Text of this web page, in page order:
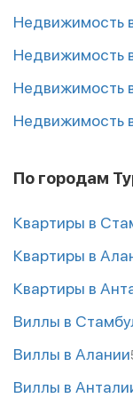
Недвижимость
Недвижимость
Недвижимость
Недвижимость
По городам
Квартиры в
Квартиры в
Квартиры в
Виллы в
Виллы в Алании
Виллы в